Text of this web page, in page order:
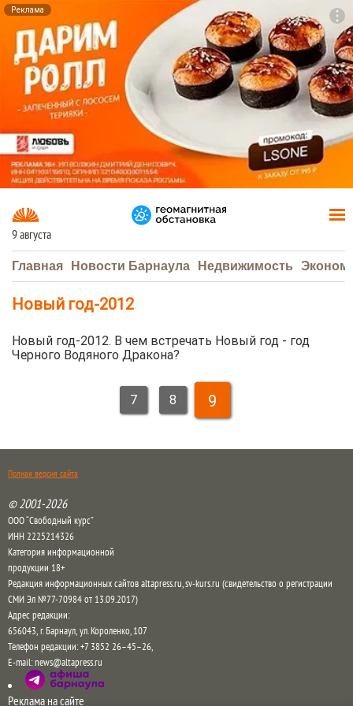
Реклама
9 августа
Главная Новости Барнаула Недвижимость
Новый год-2012
Новый год-2012. В чем встречать Новый год - год
Черного Водяного Дракона?
7 8 9
Полная версия сайта
© 2001-2026
ООО “Свободный курс”
ИНН 2225214326
Категория информационной
продукции 18+
Редакция информационных сайтов altapress.ru, sv-kurs.ru (свидетельство о регистрации
СМИ Эл №77-70984 от 13.09.2017)
Адрес редакции:
656043,г. Барнаул,ул. Короленко, 107
Телефон редакции:+7 3852 26–45–26,
E-mail:news@altapress.ru
Реклама на сайте